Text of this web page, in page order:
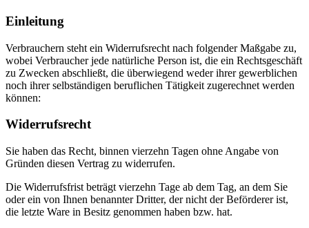
Einleitung
Verbrauchern steht ein Widerrufsrecht nach folgender Maßgabe zu,
wobei Verbraucher jede natürliche Person ist, die ein Rechtsgeschäft
zu Zwecken abschließt, die überwiegend weder ihrer gewerblichen
noch ihrer selbständigen beruflichen Tätigkeit zugerechnet werden
können:
Widerrufsrecht
Sie haben das Recht, binnen vierzehn Tagen ohne Angabe von
Gründen diesen Vertrag zu widerrufen.
Die Widerrufsfrist beträgt vierzehn Tage ab dem Tag, an dem Sie
oder ein von Ihnen benannter Dritter, der nicht der Beförderer ist,
die letzte Ware in Besitz genommen haben bzw. hat.